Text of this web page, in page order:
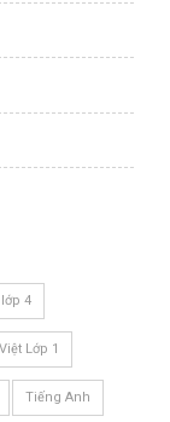
4
Lớp 1
Tiếng Anh